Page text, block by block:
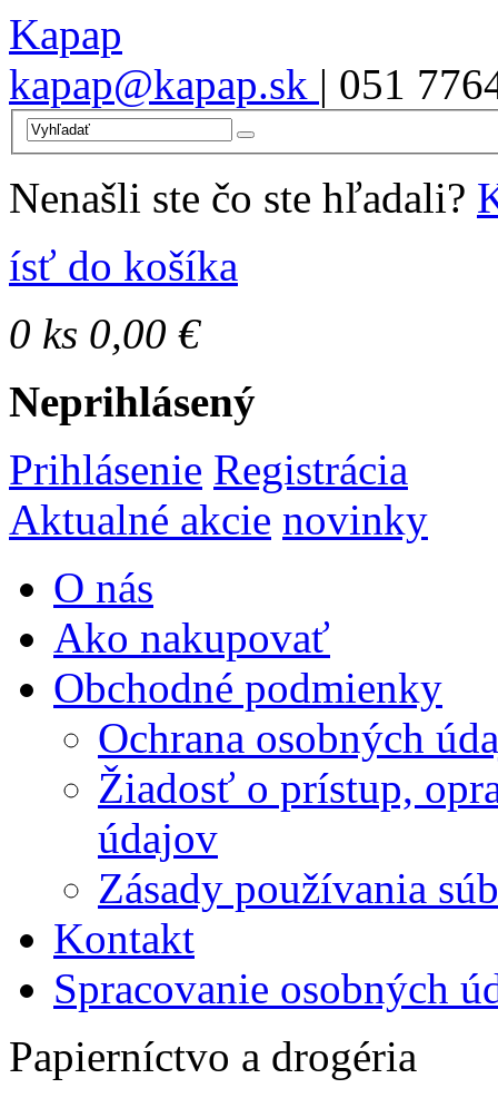
Kapap
kapap@kapap.sk | 051
Nenašli ste čo ste hľadali?
ísť do košíka
0 ks 0,00 €
Neprihlásený
Prihlásenie Registrácia
Aktualné akcie novinky
O nás
Ako nakupovať
Obchodné podmienky
Ochrana osobných
Žiadosť o prístup,
údajov
Zásady používania
Kontakt
Spracovanie osobných
Papierníctvo a drogéria